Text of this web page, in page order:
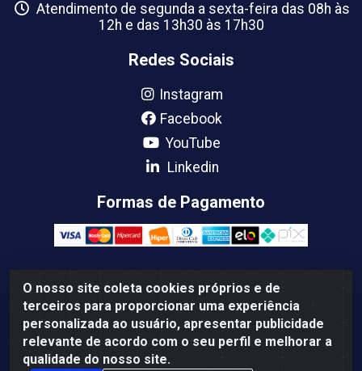
O nosso site coleta cookies próprios e de
terceiros para proporcionar uma experiência
personalizada ao usuário, apresentar publicidade
relevante de acordo com o seu perfil e melhorar a
qualidade do nosso site.
Atendimento de segunda a sexta-feira das 08h às
12h e das 13h30 às 17h30
Redes Sociais
Instagram
Facebook
YouTube
Linkedin
Formas de Pagamento
Femabra Comercio de Ferramentas e Maquinas LTDA -
07.772.337/0001-66 - BR 316 Km 08 Rua Joao Canuto, 195 -
Centro, Ananindeua/PA - CEP: 67030-130